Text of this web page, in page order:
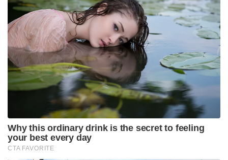
Why this ordinary drink is the secret to feeling
your best every day
CTA FAVORITE